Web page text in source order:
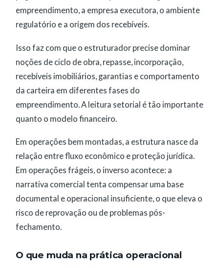
empreendimento, a empresa executora, o ambiente
regulatório e a origem dos recebíveis.
Isso faz com que o estruturador precise dominar
noções de ciclo de obra, repasse, incorporação,
recebíveis imobiliários, garantias e comportamento
da carteira em diferentes fases do
empreendimento. A leitura setorial é tão importante
quanto o modelo financeiro.
Em operações bem montadas, a estrutura nasce da
relação entre fluxo econômico e proteção jurídica.
Em operações frágeis, o inverso acontece: a
narrativa comercial tenta compensar uma base
documental e operacional insuficiente, o que eleva o
risco de reprovação ou de problemas pós-
fechamento.
O que muda na prática operacional